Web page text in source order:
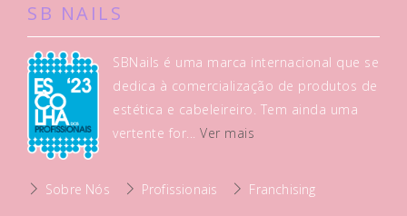
SB NAILS
SBNails é uma marca internacional que se
dedica à comercialização de produtos de
estética e cabeleireiro. Tem ainda uma
vertente for...Ver mais
Sobre Nós Profissionais Franchising